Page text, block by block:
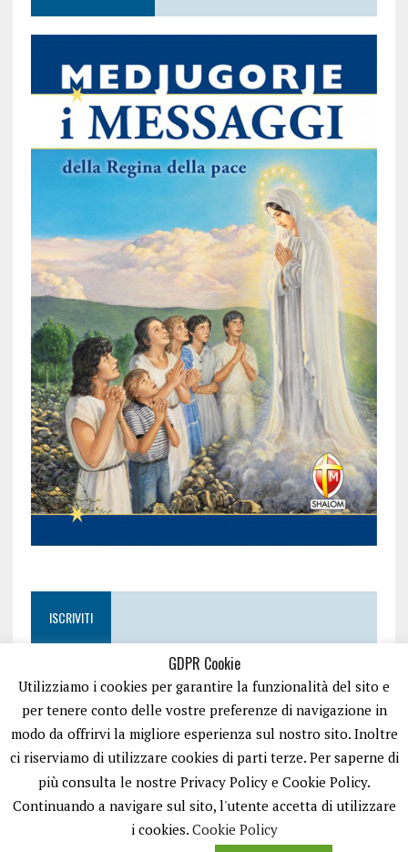
ISCRIVITI
GDPR Cookie
Utilizziamo i cookies per garantire la funzionalità del sito e
per tenere conto delle vostre preferenze di navigazione in
modo da offrirvi la migliore esperienza sul nostro sito. Inoltre
ci riserviamo di utilizzare cookies di parti terze. Per saperne di
più consulta le nostre Privacy Policy e Cookie Policy.
Continuando a navigare sul sito, l'utente accetta di utilizzare
i cookies. Cookie Policy